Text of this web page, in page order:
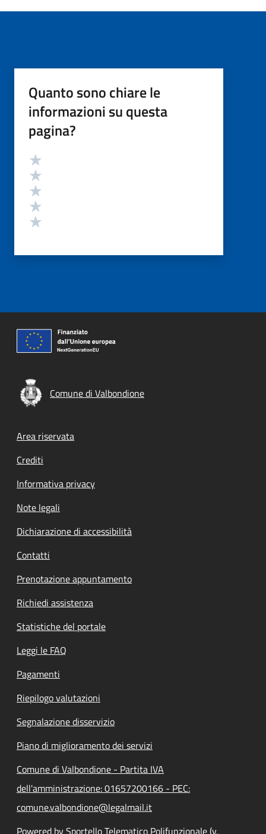
Quanto sono chiare le
informazioni su questa
pagina?
Valutazione
Comune di Valbondione
Footer menu
Area riservata
Crediti
Informativa privacy
Note legali
Dichiarazione di accessibilità
Contatti
Prenotazione appuntamento
Richiedi assistenza
Statistiche del portale
Leggi le FAQ
Pagamenti
Riepilogo valutazioni
Segnalazione disservizio
Piano di miglioramento dei servizi
Comune di Valbondione - Partita IVA
dell'amministrazione: 01657200166 - PEC:
comune.valbondione@legalmail.it
Powered by Sportello Telematico Polifunzionale (v.